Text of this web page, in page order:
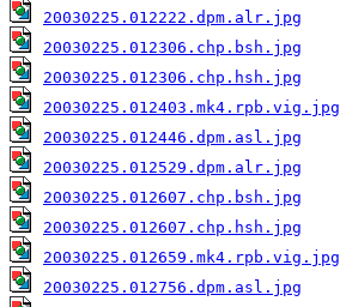
20030225.012222.dpm.alr.jpg
20030225.012306.chp.bsh.jpg
20030225.012306.chp.hsh.jpg
20030225.012403.mk4.rpb.vig.jpg
20030225.012446.dpm.asl.jpg
20030225.012529.dpm.alr.jpg
20030225.012607.chp.bsh.jpg
20030225.012607.chp.hsh.jpg
20030225.012659.mk4.rpb.vig.jpg
20030225.012756.dpm.asl.jpg